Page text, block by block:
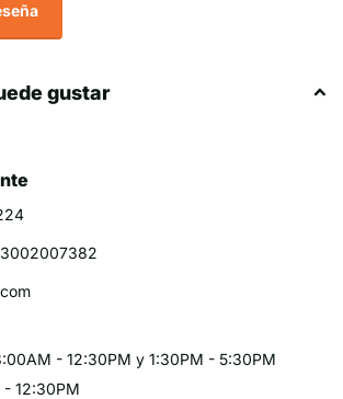
gustar
- 12:30PM y 1:30PM - 5:30PM
12:30PM